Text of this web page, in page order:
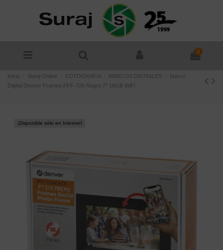
0
Inicio Suraj Online FOTOGRAFIA MARCOS DIGITALES
Marco
Digital Denver Frameo PFF-726 Negro 7" 16GB WiFi
¡Disponible sólo en Internet!